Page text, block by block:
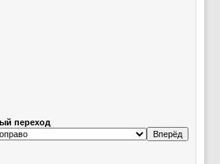
переход